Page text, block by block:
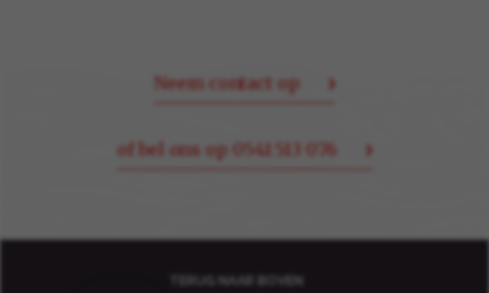
Neem contact op
of bel ons op 0541 513 076